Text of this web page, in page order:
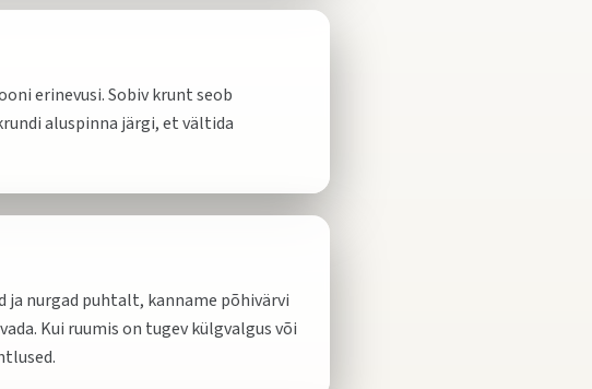
erinevusi. Sobiv krunt seob
aluspinna järgi, et vältida
nurgad puhtalt, kanname põhivärvi
Kui ruumis on tugev külgvalgus või